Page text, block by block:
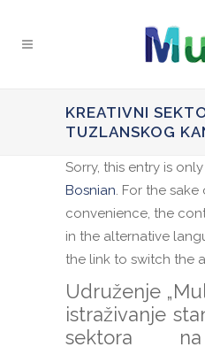
KREATIVNI
TUZLANSKOG
Sorry, this entry is
Bosnian. For the sake
convenience, the
in the alternative
the link to switch the
Udruženje
istraživanje
sektora